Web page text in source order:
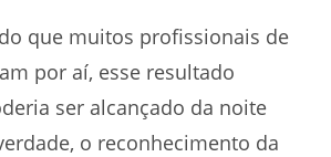
que muitos profissionais de
por aí, esse resultado
ser alcançado da noite
o reconhecimento da